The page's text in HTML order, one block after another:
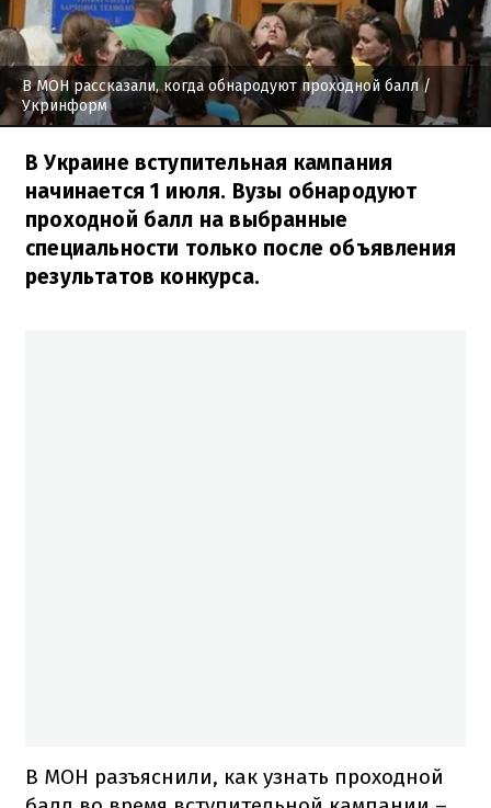
В МОН рассказали, когда обнародуют проходной балл/
Укринформ
В Украине вступительная кампания
начинается 1 июля. Вузы обнародуют
проходной балл на выбранные
специальности только после объявления
результатов конкурса.
В МОН разъяснили, как узнать проходной